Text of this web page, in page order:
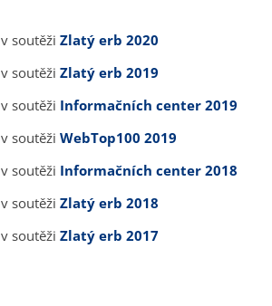
v soutěži Zlatý erb 2020
v soutěži Zlatý erb 2019
v soutěži Informačních center 2019
v soutěži WebTop100 2019
v soutěži Informačních center 2018
v soutěži Zlatý erb 2018
v soutěži Zlatý erb 2017